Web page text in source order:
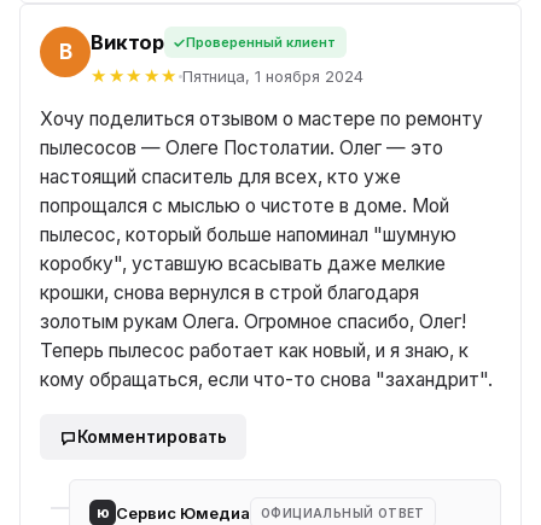
Виктор Проверенный клиент
Пятница, 1 ноября 2024
Хочу поделиться отзывом о мастере по ремонту
пылесосов — Олеге Постолатии. Олег — это
настоящий спаситель для всех, кто уже
попрощался с мыслью о чистоте в доме. Мой
пылесос, который больше напоминал "шумную
коробку", уставшую всасывать даже мелкие
крошки, снова вернулся в строй благодаря
золотым рукам Олега. Огромное спасибо, Олег!
Теперь пылесос работает как новый, и я знаю, к
кому обращаться, если что-то снова "захандрит".
Комментировать
ю Сервис Юмедиа ОФИЦИАЛЬНЫЙ ОТВЕТ